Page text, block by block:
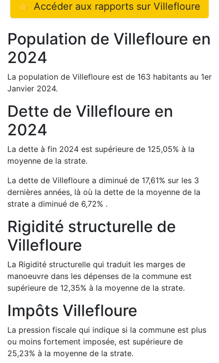
👉 Accéder aux rapports sur Villefloure
Population de Villefloure en
2024
La population de Villefloure est de 163 habitants au 1er
Janvier 2024.
Dette de Villefloure en
2024
La dette à fin 2024 est supérieure de 125,05% à la
moyenne de la strate.
La dette de Villefloure a diminué de 17,61% sur les 3
dernières années, là où la dette de la moyenne de la
strate a diminué de 6,72% .
Rigidité structurelle de
Villefloure
La Rigidité structurelle qui traduit les marges de
manoeuvre dans les dépenses de la commune est
supérieure de 12,35% à la moyenne de la strate.
Impôts Villefloure
La pression fiscale qui indique si la commune est plus
ou moins fortement imposée, est supérieure de
25,23% à la moyenne de la strate.